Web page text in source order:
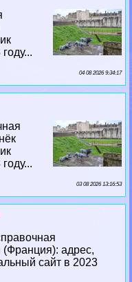
04 08 2026 9:34:17
03 08 2026 13:16:53
адрес,
сайт в 2023